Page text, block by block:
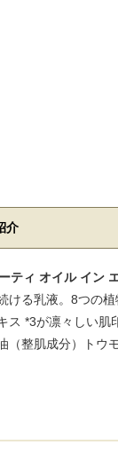
介
ティ オイル イン
ける乳液。8つの
ス *3が凛々しい
（整肌成分）トウ